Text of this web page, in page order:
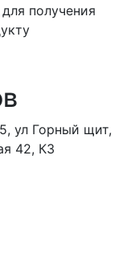
получения
ул Горный щит,
42, К3